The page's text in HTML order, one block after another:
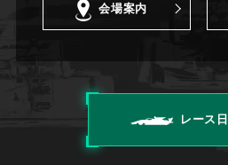
会場案内
レース